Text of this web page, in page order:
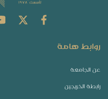
روابط هامة
عن الجامعة
رابطة الخريجين